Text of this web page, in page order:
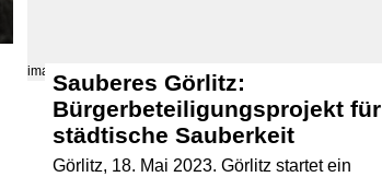
images/src/Goerlitz-DSC09625-JPG.jpg
Sauberes Görlitz:
Bürgerbeteiligungsprojekt für
städtische Sauberkeit
Görlitz, 18. Mai 2023. Görlitz startet ein